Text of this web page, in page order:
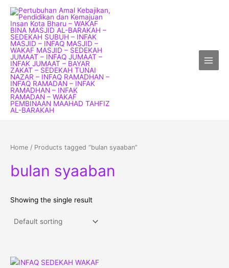
content
Home / Products tagged “bulan syaaban”
bulan syaaban
Showing the single result